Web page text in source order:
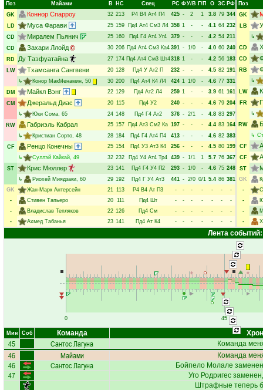
Поз Майами В НC Спец РC ФУ/В Г/П О ЗС РФ
GK
Коннор Спарроу 32 213 Р4 В4 Ат4 П4 425 - 2 1 3.8 79 344
LD
Муса Фарави 25 159 Пд4 Ат4 См3 Л4 358 1 - - 4.1 64 232
CD
Миралем Пьянич 25 160 Пд4 Г4 Ат4 Уг4 379 - - - 4.2 54 211
CD
Захари Ллойд 30 206 Пд4 Ат4 См3 Ка4 391 - 1/0 - 4.0 60 240
RD
Ду Таэфуатайна 27 174 Пд4 Ат4 См3 Шт4318 1 - - 4.2 56 183
LW
Тхамсанга Сангвени 20 128 Пд4 У Ат2 П 232 - - - 4.5 82 191
↳
Конор МакМенамин, 50 30 200 Пд4 Ат4 К4 Л4 424 1 1/0 - 4.6 77 331
DM
Майкл Вэнг 22 129 Пд4 Ат2 Л4 259 1 - - 3.9 61 161
CM
Джеральд Диас 20 115 Пд4 У2 240 - - - 4.6 79 204
↳
Юки Сома, 65 24 148 Пд4 Г4 Ат2 376 - 2/1 - 4.8 83 297
RW
Габриэль Кабрал 25 157 Пд4 Ат3 См2 Ка 197 - - - 4.4 83 164
↳
Кристиан Сорто, 48 28 184 Пд4 Г4 Ат4 П4 413 - - - 4.6 82 383
CF
Ренцо Конечны 25 154 Пд4 У3 Ат3 К4 256 - - - 4.5 80 199
↳
Суллэй Кайкай, 49 32 232 Пд4 У4 Ат4 Тр4 439 - 1/1 1 5.7 76 367
ST
Крис Мюллер 23 141 Пд4 Г4 У4 П2 293 - 1/0 - 4.6 75 248
↳
Риохей Миядзаки, 60 29 192 Пд4 Г У4 Ат3 441 - 2/0 0/1 5.4 86 381
GK
Жан-Марк Антерсейн 21 113 Р4 В4 Ат П3 - - - - - -
-
-
Стивен Тапьеро 20 111 Пд4 Шт - - - - - -
-
-
Владислав Тепляков 22 126 Пд4 См - - - - - -
-
-
Ахмед Табанья 23 141 Пд4 Ат К4 - - - - - - -
Поз
GK
LB
↳
CD
CD
RB
↳
LW
FR
↳
RW
↳
CF
CF
ST
GK
-
-
-
-
Лента событий:
0 45
Мин Соб Команда
45 Сантос Лагуна Команда
46 Майами Команда
46 Сантос Лагуна Бойпело Молале
47 Уго Родригес
Штрафные теперь